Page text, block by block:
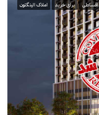
اقساطی برای خرید املاک الینگتون